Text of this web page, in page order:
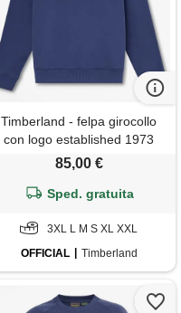
Timberland - felpa girocollo
con logo established 1973
ricamato da uomo in blu
85,00 €
Sped. gratuita
3XL L M S XL XXL
OFFICIAL
Timberland